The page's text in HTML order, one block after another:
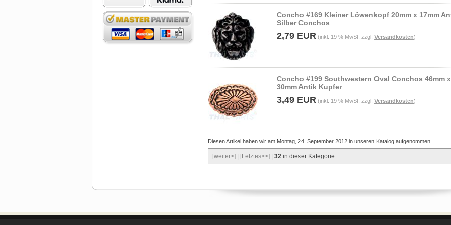
Concho #169 Kleiner Löwenkopf 20mm x 17mm
Silber Conchos
2,79 EUR (inkl. 19 % MwSt. zzgl. Versandkosten)
Concho #199 Southwestern Oval Conchos 46mm x
30mm Antik Kupfer
3,49 EUR (inkl. 19 % MwSt. zzgl. Versandkosten)
Diesen Artikel haben wir am Montag, 24. September 2012 in unseren Katalog aufgenommen.
[weiter>] [Letztes>>] 32 in dieser Kategorie